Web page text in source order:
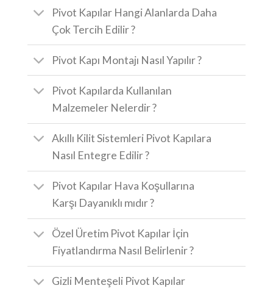
Pivot Kapılar Hangi Alanlarda Daha
Çok Tercih Edilir ?
Pivot Kapı Montajı Nasıl Yapılır ?
Pivot Kapılarda Kullanılan
Malzemeler Nelerdir ?
Akıllı Kilit Sistemleri Pivot Kapılara
Nasıl Entegre Edilir ?
Pivot Kapılar Hava Koşullarına
Karşı Dayanıklı mıdır ?
Özel Üretim Pivot Kapılar İçin
Fiyatlandırma Nasıl Belirlenir ?
Gizli Menteşeli Pivot Kapılar